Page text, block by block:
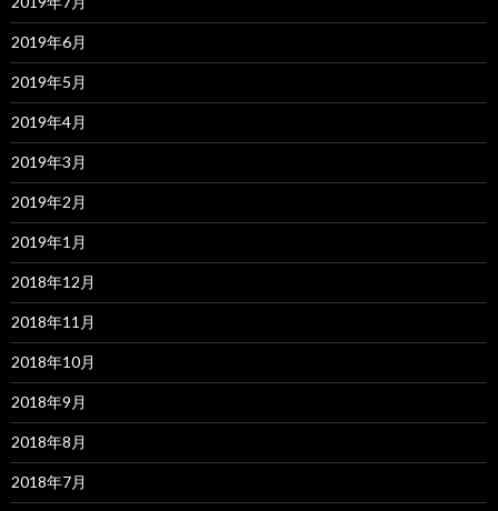
2019年6月
2019年5月
2019年4月
2019年3月
2019年2月
2019年1月
2018年12月
2018年11月
2018年10月
2018年9月
2018年8月
2018年7月